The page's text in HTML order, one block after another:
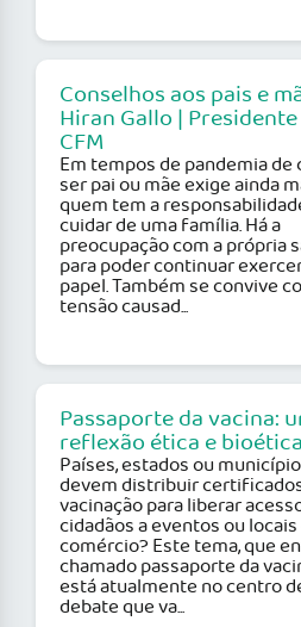
Conselhos aos pais e
Hiran Gallo |
CFM
Em tempos de pandemia de
ser pai ou mãe exige ainda
quem tem a
cuidar de uma família. Há a
preocupação com a própria
para poder continuar
papel. Também se convive
tensão causad...
Passaporte da vacina:
reflexão ética e bioética
Países, estados ou
devem distribuir
vacinação para liberar
cidadãos a eventos ou
comércio? Este tema, que
chamado passaporte da
está atualmente no centro
debate que va...